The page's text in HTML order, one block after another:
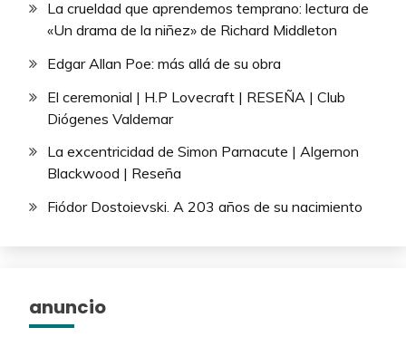
La crueldad que aprendemos temprano: lectura de
«Un drama de la niñez» de Richard Middleton
Edgar Allan Poe: más allá de su obra
El ceremonial | H.P Lovecraft | RESEÑA | Club
Diógenes Valdemar
La excentricidad de Simon Parnacute | Algernon
Blackwood | Reseña
Fiódor Dostoievski. A 203 años de su nacimiento
anuncio